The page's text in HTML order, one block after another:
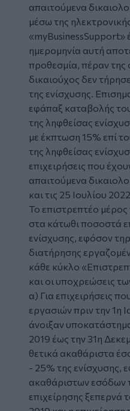
απαιτούμενα
μέσω της
«myBusinessSupport»
ημερομηνία αυτή
προθεσμία, πέραν της
δικαιούχος δεν
της ενίσχυσης.
εφάπαξ καταβολής
της ληφθείσας
με έκπτωση 15% επί
της ληφθείσας
επιχειρήσεις που
απαιτούμενα
και τις 25 Ιουλίου
Το επιστρεπτέο μέρος
στα κάτωθι ποσοστά
ενίσχυσης, εφόσον
διατήρησης
κάθε κύκλο
και οι υποχρεώσεις
α) Για επιχειρήσεις
εργασιών πριν την 1η
άνοιξαν
2019 έως την 31η
θετικά ακαθάριστα
- 25% της ενίσχυσης,
ακαθάριστων εσόδων
επιχείρησης ξεπερνά